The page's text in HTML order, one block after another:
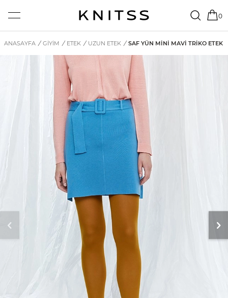
0
ANASAYFA / GİYİM / ETEK / UZUN ETEK / SAF YÜN MINI MAVI TRIKO ETEK